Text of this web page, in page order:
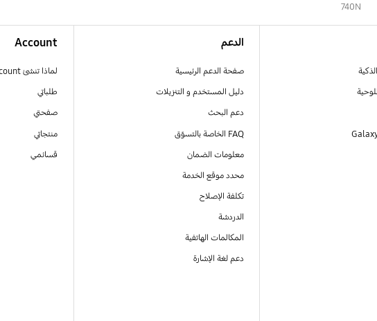
740N
الدعم
صفحة الدعم الرئيسية
دليل المستخدم و التنزيلات
دعم البحث
FAQ الخاصة بالتسوّق
معلومات الضمان
محدد موقع الخدمة
تكلفة الإصلاح
الدردشة
المكالمات الهاتفية
دعم لغة الإشارة
Account
لماذا تنشئ Samsung Account
طلباتي
صفحتي
منتجاتي
قسائمي